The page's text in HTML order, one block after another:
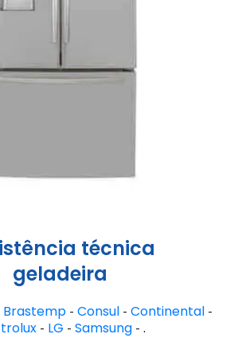
técnica
geladeira
Brastemp - Consul - Continental -
- LG - Samsung- .